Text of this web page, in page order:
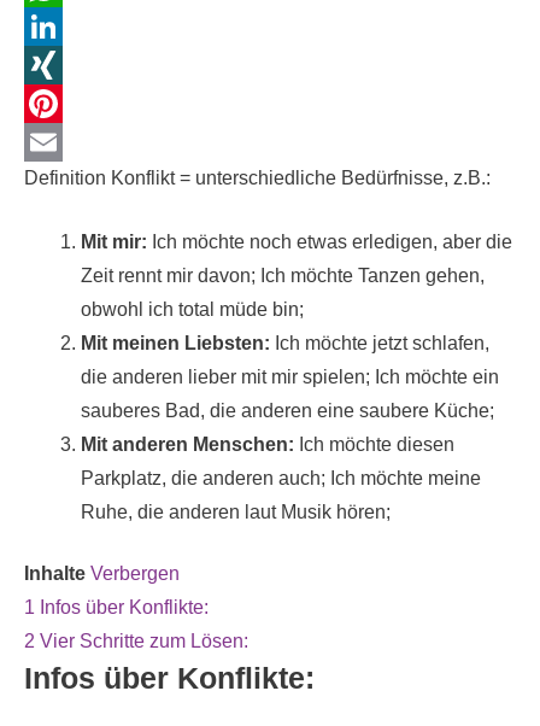
c
e
b
o
o
w
e
W
h
a
s
L
n
k
X
N
P
iE
Definition Konflikt = unterschiedliche Bedürfnisse, z.B.:
Mit mir: Ich möchte noch etwas erledigen, aber die
Zeit rennt mir davon; Ich möchte Tanzen gehen,
obwohl ich total müde bin;
Mit meinen Liebsten: Ich möchte jetzt schlafen,
die anderen lieber mit mir spielen; Ich möchte ein
sauberes Bad, die anderen eine saubere Küche;
Mit anderen Menschen: Ich möchte diesen
Parkplatz, die anderen auch; Ich möchte meine
Ruhe, die anderen laut Musik hören;
Inhalte Verbergen
1 Infos über Konflikte:
2 Vier Schritte zum Lösen:
Infos über Konflikte: